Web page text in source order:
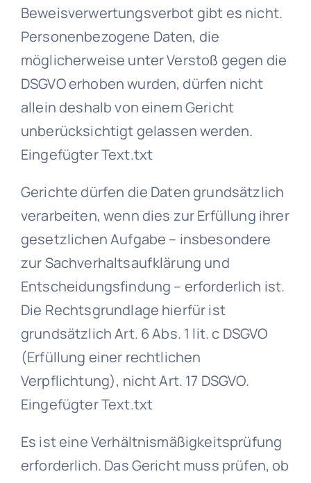
Beweisverwertungsverbot gibt es nicht.
Personenbezogene Daten, die
möglicherweise unter Verstoß gegen die
DSGVO erhoben wurden, dürfen nicht
allein deshalb von einem Gericht
unberücksichtigt gelassen werden.
Eingefügter Text.txt
Gerichte dürfen die Daten grundsätzlich
verarbeiten, wenn dies zur Erfüllung ihrer
gesetzlichen Aufgabe – insbesondere
zur Sachverhaltsaufklärung und
Entscheidungsfindung – erforderlich ist.
Die Rechtsgrundlage hierfür ist
grundsätzlich Art. 6 Abs. 1 lit. c DSGVO
(Erfüllung einer rechtlichen
Verpflichtung), nicht Art. 17 DSGVO.
Eingefügter Text.txt
Es ist eine Verhältnismäßigkeitsprüfung
erforderlich. Das Gericht muss prüfen, ob